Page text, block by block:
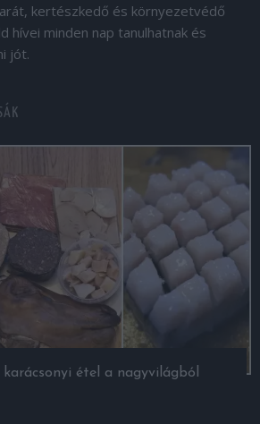
kertészkedő és környezetvédő
hívei minden nap tanulhatnak és
jót.
karácsonyi étel a nagyvilágból